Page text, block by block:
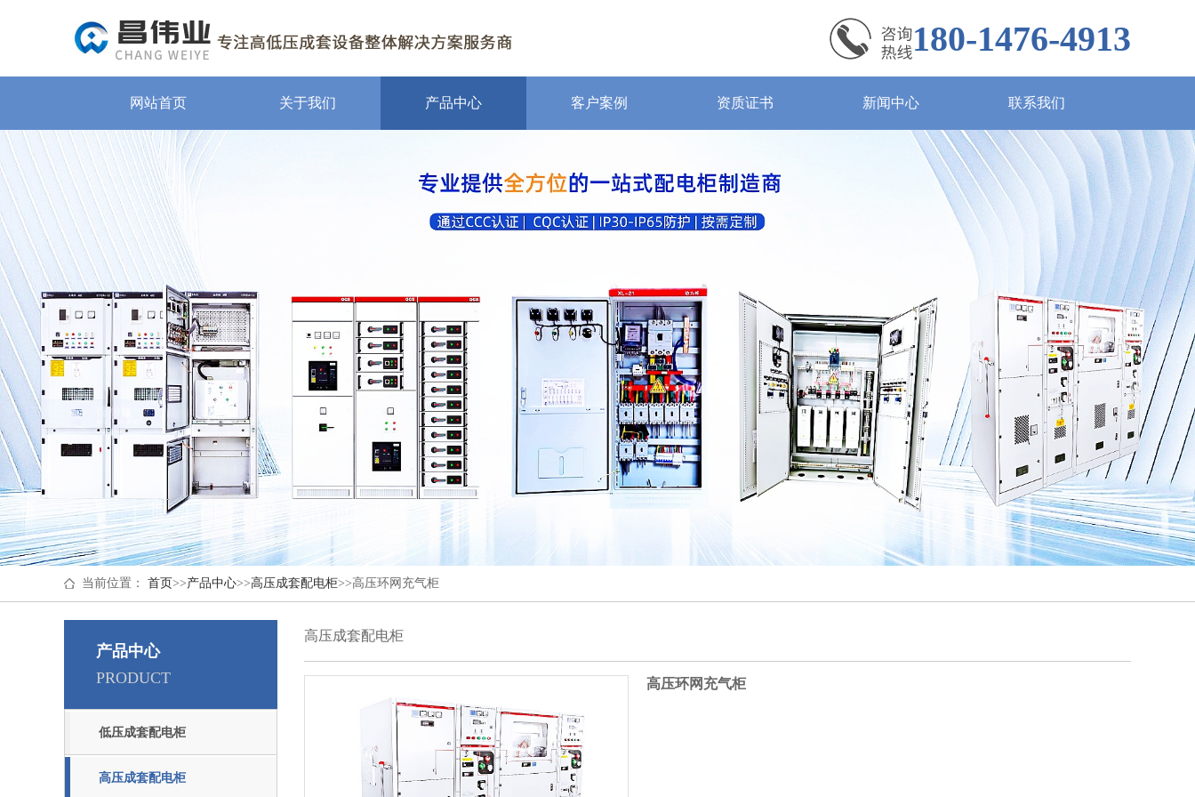
180-1476-4913
网站首页 关于我们 产品中心 客户案例 资质证书 新闻中心 联系我们
当前位置： 首页>>产品中心>>高压成套配电柜>>高压环网充气柜
产品中心
PRODUCT
低压成套配电柜
高压成套配电柜
高压成套配电柜
高压环网充气柜